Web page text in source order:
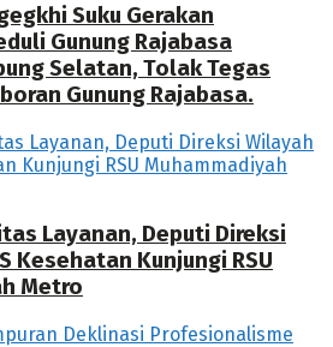
Suku Gerakan
Gunung Rajabasa
Selatan, Tolak Tegas
Gunung Rajabasa.
Layanan, Deputi Direksi
Kesehatan Kunjungi RSU
Metro